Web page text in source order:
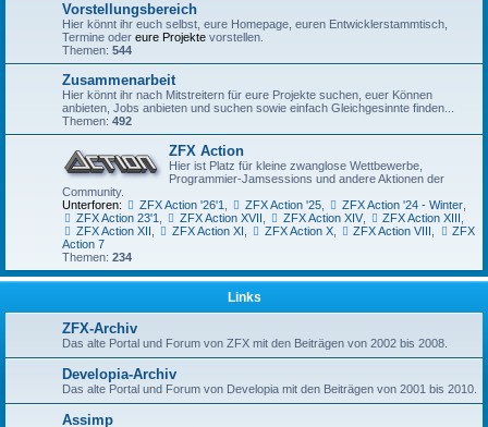
Vorstellungsbereich
Hier könnt ihr euch selbst, eure Homepage, euren Entwicklerstammtisch,
Termine oder eure Projekte vorstellen.
Themen: 544
Zusammenarbeit
Hier könnt ihr nach Mitstreitern für eure Projekte suchen, euer Können
anbieten, Jobs anbieten und suchen sowie einfach Gleichgesinnte finden...
Themen: 492
ZFX Action
Hier ist Platz für kleine zwanglose Wettbewerbe,
Programmier-Jamsessions und andere Aktionen der
Community.
Unterforen:
ZFX Action '26'1, ZFX Action '25, ZFX Action '24 - Winter,
ZFX Action 23'1, ZFX Action XVII , ZFX Action XIV, ZFX Action XIII ,
ZFX Action XII , ZFX Action XI , ZFX Action X, ZFX Action VIII ,
ZFX
Action 7
Themen: 234
Links
ZFX-Archiv
Das alte Portal und Forum von ZFX mit den Beiträgen von 2002 bis 2008.
Developia-Archiv
Das alte Portal und Forum von Developia mit den Beiträgen von 2001 bis 2010.
Assimp